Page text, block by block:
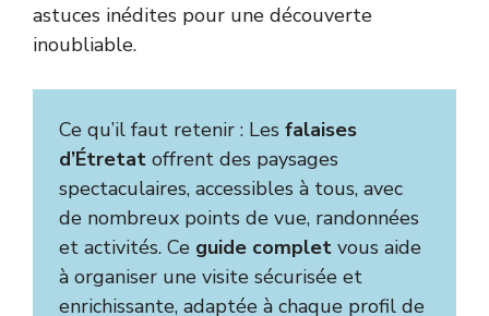
astuces inédites pour une découverte
inoubliable.
Ce qu’il faut retenir : Les falaises
d’Étretat offrent des paysages
spectaculaires, accessibles à tous, avec
de nombreux points de vue, randonnées
et activités. Ce guide complet vous aide
à organiser une visite sécurisée et
enrichissante, adaptée à chaque profil de